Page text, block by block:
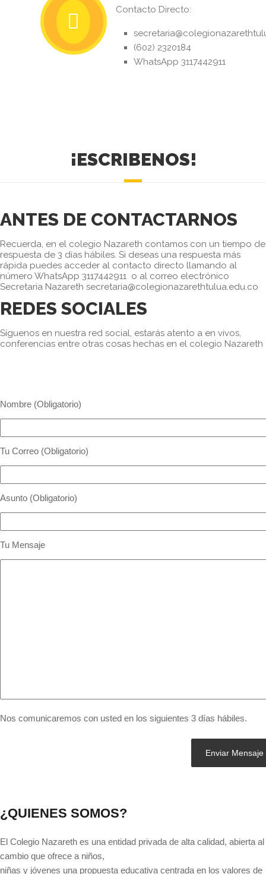
Contacto Directo:
(602) 2320184
WhatsApp 3117442911
¡ESCRIBENOS!
ANTES DE CONTACTARNOS
Recuerda, en el colegio Nazareth contamos con un tiempo de
respuesta de 3 días hábiles. Si deseas una respuesta más
rápida puedes acceder al contacto directo llamando al
número WhatsApp 3117442911 o al correo electrónico
Secretaria Nazareth secretaria@colegionazarethtulua.edu.co
REDES SOCIALES
Síguenos en nuestra red social, estarás atento a en vivos,
conferencias entre otras cosas hechas en el colegio Nazareth
Nombre (Obligatorio)
Tu Correo (Obligatorio)
Asunto (Obligatorio)
Tu Mensaje
Nos comunicaremos con usted en los siguientes 3 días hábiles.
¿QUIENES SOMOS?
El Colegio Nazareth es una entidad privada de alta calidad, abierta al
cambio que ofrece a niños,
niñas y jóvenes una propuesta educativa centrada en los valores de